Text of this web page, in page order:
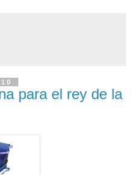
para el rey de la